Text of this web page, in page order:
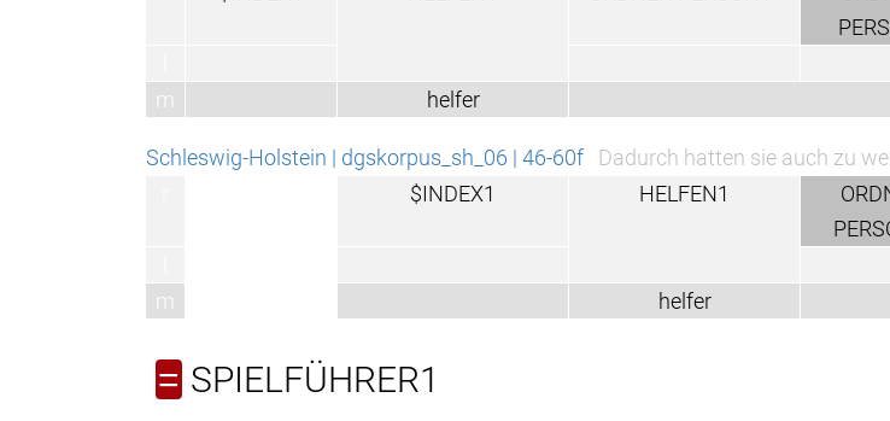
m
helfer
Schleswig-Holstein | dgskorpus_sh_06 | 46-60f
Dadurch hatten sie auch zu
$INDEX1 HELFEN1
m
helfer
= SPIELFÜHRER1